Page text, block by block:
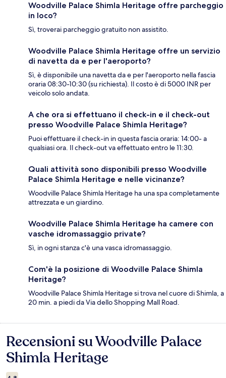
Woodville Palace Shimla Heritage offre parcheggio
in loco?
Sì, troverai parcheggio gratuito non assistito.
Woodville Palace Shimla Heritage offre un servizio
di navetta da e per l'aeroporto?
Sì, è disponibile una navetta da e per l'aeroporto nella fascia
oraria 08:30-10:30 (su richiesta). Il costo è di 5000 INR per
veicolo solo andata.
A che ora si effettuano il check-in e il check-out
presso Woodville Palace Shimla Heritage?
Puoi effettuare il check-in in questa fascia oraria: 14:00- a
qualsiasi ora. Il check-out va effettuato entro le 11:30.
Quali attività sono disponibili presso Woodville
Palace Shimla Heritage e nelle vicinanze?
Woodville Palace Shimla Heritage ha una spa completamente
attrezzata e un giardino.
Woodville Palace Shimla Heritage ha camere con
vasche idromassaggio private?
Sì, in ogni stanza c'è una vasca idromassaggio.
Com'è la posizione di Woodville Palace Shimla
Heritage?
Woodville Palace Shimla Heritage si trova nel cuore di Shimla, a
20 min. a piedi da Via dello Shopping Mall Road.
Recensioni
Recensioni su Woodville Palace
Shimla Heritage